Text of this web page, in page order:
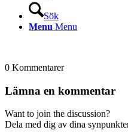
Sök
Menu Menu
0 Kommentarer
Lämna en kommentar
Want to join the discussion?
Dela med dig av dina